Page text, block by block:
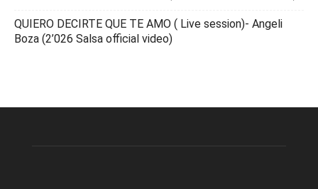
QUIERO DECIRTE QUE TE AMO ( Live session)- Angeli
Boza (2’026 Salsa official video)